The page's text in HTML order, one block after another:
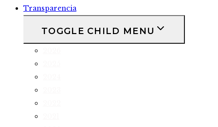
Transparencia
TOGGLE CHILD MENU